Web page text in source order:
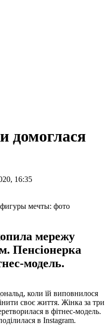
домоглася
16:35
мережу
Пенсіонерка
модель.
коли їй виповнилося
своє життя. Жінка за три
в фітнес-модель.
в Instagram.